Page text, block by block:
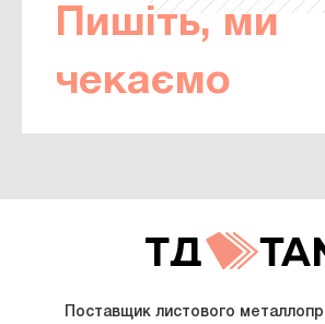
Пишіть, ми
чекаємо
Поставщик листового